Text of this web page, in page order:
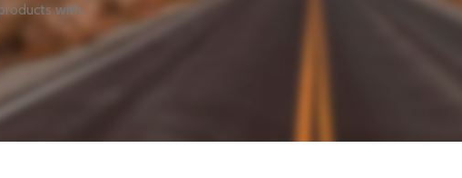
with